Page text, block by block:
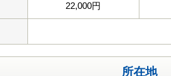
22,000円
所在地